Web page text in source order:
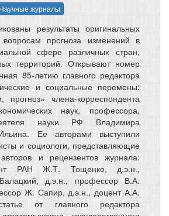
Научные журналы
результаты оригинальных
прогноза изменений в
сфере различных стран,
территорий. Открывают номер
85-летию главного редактора
и социальные перемены:
прогноз» члена-корреспондента
наук, профессора,
науки РФ Владимира
Ее авторами выступили
и социологи, представляющие
и рецензентов журнала:
РАН Ж.Т. Тощенко, д.э.н.,
д.э.н., профессор В.А.
Ж. Сапир, д.э.н., доцент А.А.
от главного редактора